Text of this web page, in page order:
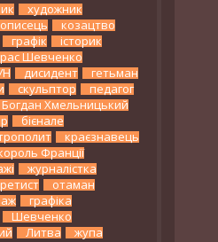
художник
козацтво
графік
історик
Шевченко
дисидент
гетьман
скульптор
педагог
Богдан Хмельницький
бієнале
краєзнавець
Франції
журналістка
отаман
графіка
Шевченко
Литва жупа